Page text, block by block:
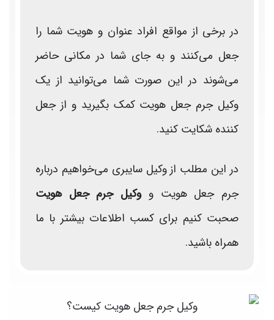
در برخی از مواقع افراد عنوان و هویت شما را
جعل می‌کنند و به جای شما در مکانی حاضر
می‌شوند در این صورت شما می‌توانید از یک
وکیل جرم جعل هویت کمک بگیرید و از جعل
کننده شکایت کنید.
در این مطلب از وکیل سایبری می‌خواهیم درباره
جرم جعل هویت و وکیل جرم جعل هویت
صحبت کنیم برای کسب اطلاعات بیشتر با ما
همراه باشید.